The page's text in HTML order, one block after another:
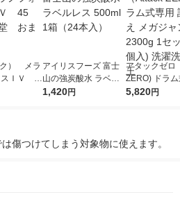
ク） メラ
スＩＶ 4
おまけ
アイリスフーズ 富士
山の強炭酸水 ラベル
レス 500ml 1箱（24
1,420円
アタックゼロ
ZERO) ドラ
詰め替え メガ
5,820円
傷つけてしまう対象物に使えます。